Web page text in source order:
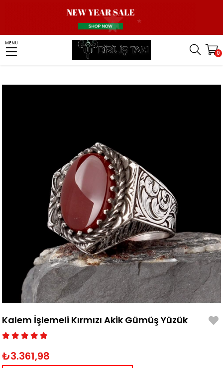
MENU
0
Men Silver Ring Stone Ring Agate Stone Ring
Kalem İşlemeli Kırmızı Akik Gümüş Yüzük
Kalem İşlemeli Kırmızı Akik Gümüş Yüzük
₺3.361,98